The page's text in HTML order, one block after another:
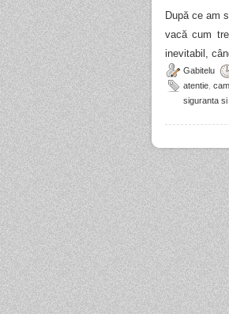
După ce am
vacă cum
inevitabil,
Gabitelu
atentie
siguranta